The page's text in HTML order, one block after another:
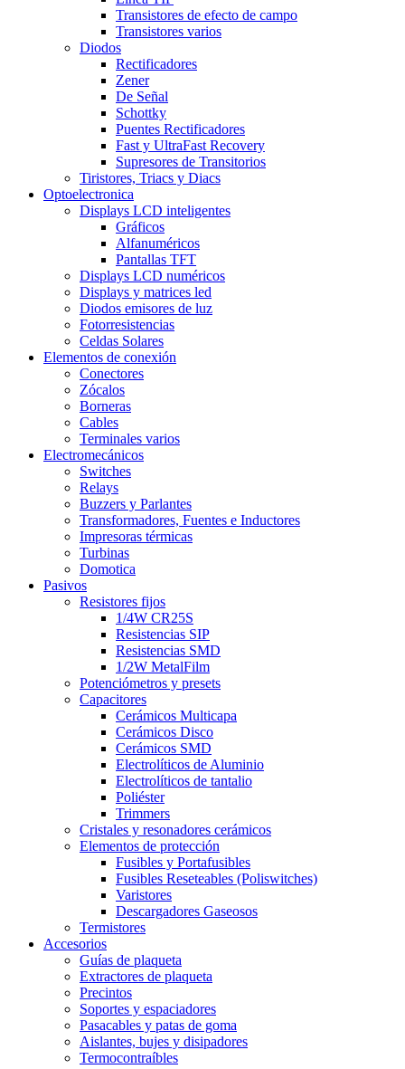
Transistores de efecto de campo
Transistores varios
Diodos
Rectificadores
Zener
De Señal
Schottky
Puentes Rectificadores
Fast y UltraFast Recovery
Supresores de Transitorios
Tiristores, Triacs y Diacs
Optoelectronica
Displays LCD inteligentes
Gráficos
Alfanuméricos
Pantallas TFT
Displays LCD numéricos
Displays y matrices led
Diodos emisores de luz
Fotorresistencias
Celdas Solares
Elementos de conexión
Conectores
Zócalos
Borneras
Cables
Terminales varios
Electromecánicos
Switches
Relays
Buzzers y Parlantes
Transformadores, Fuentes e Inductores
Impresoras térmicas
Turbinas
Domotica
Pasivos
Resistores fijos
1/4W CR25S
Resistencias SIP
Resistencias SMD
1/2W MetalFilm
Potenciómetros y presets
Capacitores
Cerámicos Multicapa
Cerámicos Disco
Cerámicos SMD
Electrolíticos de Aluminio
Electrolíticos de tantalio
Poliéster
Trimmers
Cristales y resonadores cerámicos
Elementos de protección
Fusibles y Portafusibles
Fusibles Reseteables (Poliswitches)
Varistores
Descargadores Gaseosos
Termistores
Accesorios
Guías de plaqueta
Extractores de plaqueta
Precintos
Soportes y espaciadores
Pasacables y patas de goma
Aislantes, bujes y disipadores
Termocontraíbles